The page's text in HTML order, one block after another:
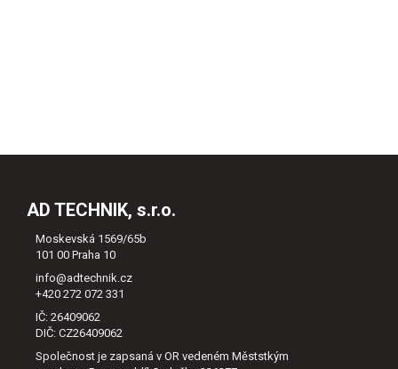
AD TECHNIK, s.r.o.
Moskevská 1569/65b
101 00 Praha 10
info@adtechnik.cz
+420 272 072 331
IČ: 26409062
DIČ: CZ26409062
Společnost je zapsaná v OR vedeném Měststkým